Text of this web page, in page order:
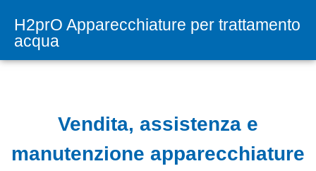
H2prO
apparecchiature
per il trattamento acqua
H2prO Apparecchiature per trattamento
acqua
Vendita, assistenza e
manutenzione apparecchiature